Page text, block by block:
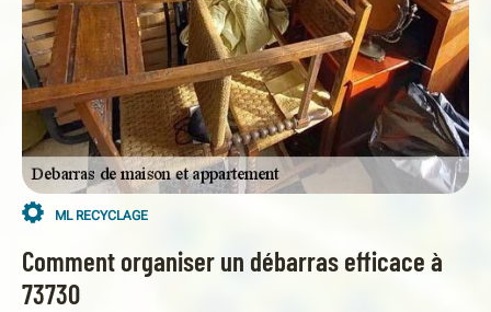
ML RECYCLAGE
Comment organiser un débarras efficace à
73730